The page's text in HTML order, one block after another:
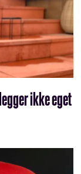
ikke eget